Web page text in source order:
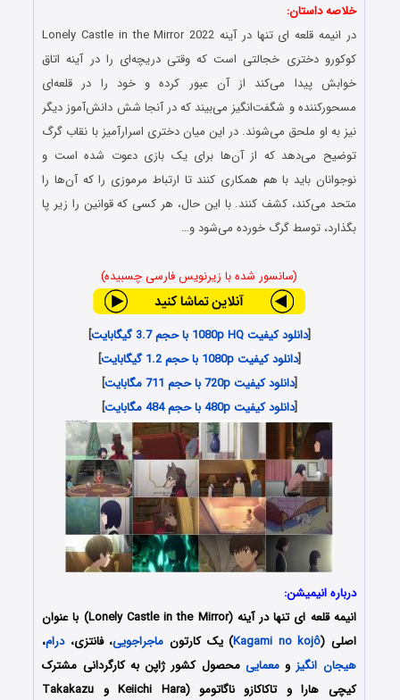
خلاصه داستان:
در انیمه قلعه ای تنها در آینه Lonely Castle in the Mirror 2022
کوکورو دختری خجالتی است که وقتی دریچه‌ای را در آینه اتاق
خوابش پیدا می‌کند از آن عبور کرده و خود را در قلعه‌ای
مسحورکننده و شگفت‌انگیز می‌بیند که در آنجا شش دانش‌آموز دیگر
نیز به او ملحق می‌شوند. در این میان دختری اسرارآمیز با نقاب گرگ
توضیح می‌دهد که از آن‌ها برای یک بازی دعوت شده‌ است و
نوجوانان باید با هم همکاری کنند تا ارتباط مرموزی را که آن‌ها را
متحد می‌کند، کشف کنند. با این حال، هر کسی که قوانین را زیر پا
بگذارد، توسط گرگ خورده می‌شود و…
(سانسور شده با زیرنویس فارسی چسبیده)
[دانلود کیفیت 1080p HQ با حجم 3.7 گیگابایت
]
[دانلود کیفیت 1080p با حجم 1.2 گیگابایت
]
[دانلود کیفیت 720p با حجم 711 مگابایت
]
[دانلود کیفیت 480p با حجم 484 مگابایت ]
درباره انیمیشن:
انیمهقلعه ای تنها در آینه
(Lonely Castle in the Mirror) با عنوان
اصلی (Kagami no kojô) یک کارتون ماجراجویی، فانتزی،درام،
هیجان انگیز ومعمایی محصول کشور ژاپن به کارگردانی مشترک
کیچی هارا و تاکاکازو ناگاتومو (Keiichi Hara و Takakazu